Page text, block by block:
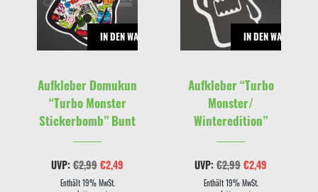
IN DEN WARENKORB
Aufkleber Domukun
“Turbo Monster
Stickerbomb” Bunt
UVP: €2,99Ursprünglicher
Preis
war:
€2,49
Enthält 19% MwSt.
IN DEN
Aufkleber “Turbo
Monster/
Winteredition”
UVP: €2,99Ursprünglicher
Preis
war:
€2,49
Enthält 19% MwSt.